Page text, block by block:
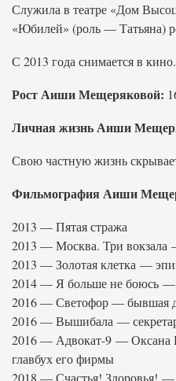
Служила в театре «Дом
«Юбилей» (роль — Татьяна)
С 2013 года снимается в кино.
Рост Аиши Мещеряковой:
Личная жизнь Аиши
Свою частную жизнь
Фильмография Аиши
2013 — Пятая стража
2013 — Москва. Три вокзала
2013 — Золотая клетка —
2014 — Я больше не боюсь —
2016 — Светофор — бывшая
2016 — Вышибала —
2016 — Адвокат-9 — Оксана
главбух его фирмы
2018 — Счастья! Здоровья! —